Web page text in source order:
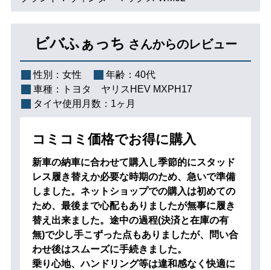
ビバふぁっち さんからのレビュー
性別： 女性 年齢： 40代
車種：
トヨタ ヤリスHEV MXPH17
タイヤ使用月数： 1ヶ月
コミコミ価格でお得に購入
新車の納車に合わせて購入し季節的にスタッド
レス履き替えか必要な時期のため、急いで準備
しました。ネットショップでの購入は初めての
ため、最後まで心配もありましたが無事に履き
替え出来ました。途中の過程(決済と在庫の有
無)で少し手こずった点もありましたが、問い合
わせ後はスムーズに手続きました。
乗り心地、ハンドリング等は違和感なく快適に